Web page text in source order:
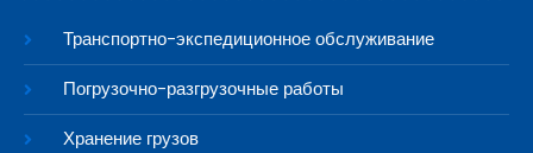
Транспортно-экспедиционное обслуживание
Погрузочно-разгрузочные работы
Хранение грузов